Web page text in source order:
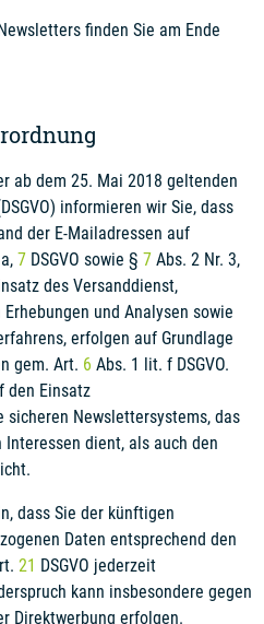
finden Sie am Ende
ab dem 25. Mai 2018 geltenden
informieren wir Sie, dass
der E-Mailadressen auf
7 DSGVO sowie § 7 Abs. 2 Nr. 3,
des Versanddienst,
und Analysen sowie
erfolgen auf Grundlage
gem. Art. 6 Abs. 1 lit. f DSGVO.
den Einsatz
Newslettersystems, das
dient, als auch den
dass Sie der künftigen
Daten entsprechend den
21 DSGVO jederzeit
kann insbesondere gegen
Direktwerbung erfolgen.